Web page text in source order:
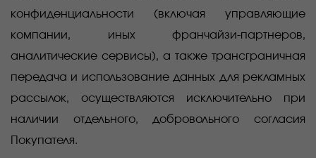
конфиденциальности (включая управляющие
компании, иных франчайзи-партнеров,
аналитические сервисы), а также трансграничная
передача и использование данных для рекламных
рассылок, осуществляются исключительно при
наличии отдельного, добровольного согласия
Покупателя.